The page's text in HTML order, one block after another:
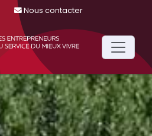
Nous contacter